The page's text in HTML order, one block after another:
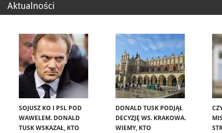
Aktualności
SOJUSZ KO I PSL POD
WAWELEM. DONALD
TUSK WSKAZAŁ, KTO
DONALD TUSK PODJĄŁ
DECYZJĘ WS. KRAKOWA.
WIEMY, KTO